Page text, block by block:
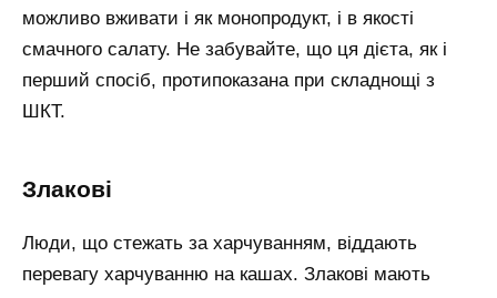
можливо вживати і як монопродукт, і в якості
смачного салату. Не забувайте, що ця дієта, як і
перший спосіб, протипоказана при складнощі з
ШКТ.
Злакові
Люди, що стежать за харчуванням, віддають
перевагу харчуванню на кашах. Злакові мають